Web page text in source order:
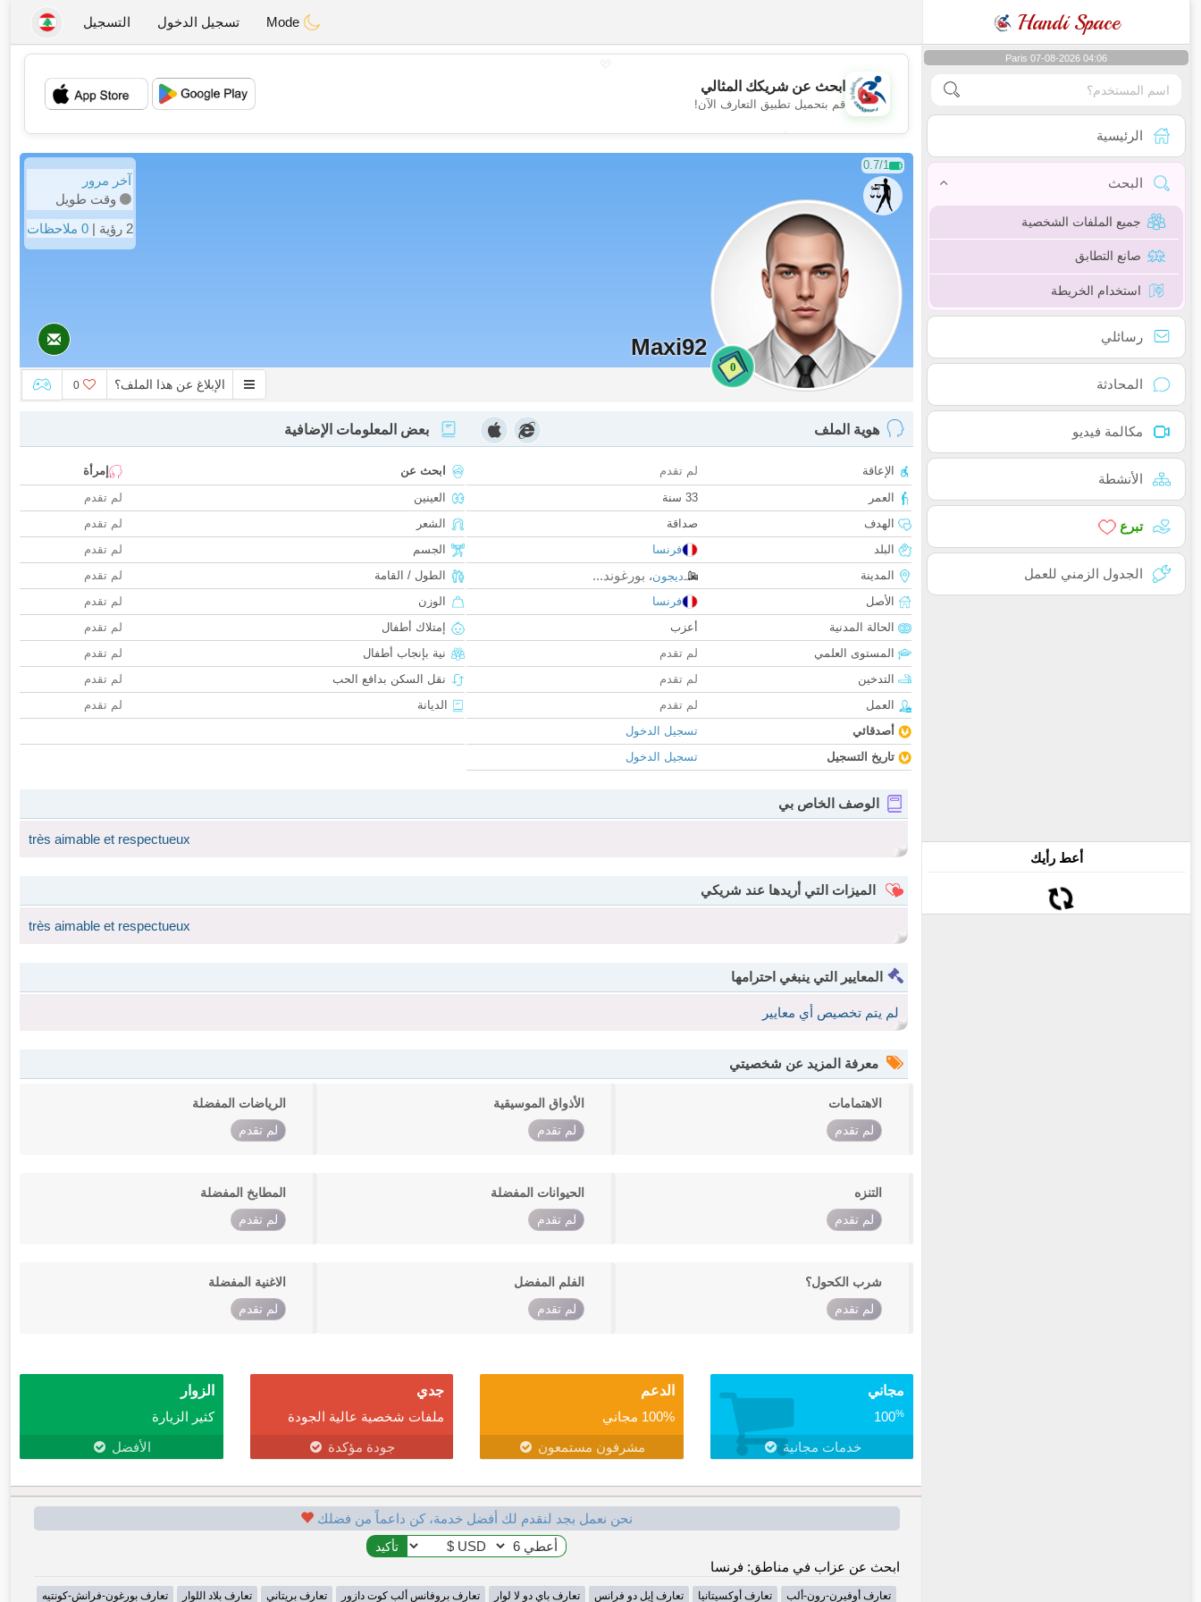
Handi Space تسجيل الدخول التسجيل
Paris 07-08-2026 04:06
الرئيسية
البحث
جميع الملفات الشخصية
صانع التطابق
استخدام الخريطة
رسائلي
المحادثة
مكالمة فيديو
الأنشطة
تبرع
الجدول الزمني للعمل
أعط رأيك
💖
💕
ابحث عن شريكك المثالي
قم بتحميل تطبيق التعارف الآن!
0.7/1
0
Maxi92
آخر مرور
وقت طويل
2 رؤية |
0 ملاحظات
الإبلاغ عن هذا الملف؟ 0
هوية الملف
الإعاقة
لم تقدم
العمر
33 سنة
الهدف
صداقة
البلد
فرنسا
المدينة
ديجون، بورغوند...
الأصل
فرنسا
الحالة المدنية
أعزب
المستوى العلمي
لم تقدم
التدخين
لم تقدم
العمل
لم تقدم
أصدقائي
تسجيل الدخول
تاريخ التسجيل
تسجيل الدخول
بعض المعلومات الإضافية
ابحث عن
إمرأة
العينين
لم تقدم
الشعر
لم تقدم
الجسم
لم تقدم
الطول / القامة
لم تقدم
الوزن
لم تقدم
إمتلاك أطفال
لم تقدم
نية بإنجاب أطفال
لم تقدم
نقل السكن بدافع الحب
لم تقدم
الديانة
لم تقدم
الوصف الخاص بي
très aimable et respectueux
الميزات التي أريدها عند شريكي
très aimable et respectueux
المعايير التي ينبغي احترامها
لم يتم تخصيص أي معايير
معرفة المزيد عن شخصيتي
الاهتمامات
لم تقدم
الأذواق الموسيقية
لم تقدم
الرياضات المفضلة
لم تقدم
التنزه
لم تقدم
الحيوانات المفضلة
لم تقدم
المطابخ المفضلة
لم تقدم
شرب الكحول؟
لم تقدم
الفلم المفضل
لم تقدم
الاغنية المفضلة
لم تقدم
مجاني
100%
خدمات مجانية
الدعم
100% مجاني
مشرفون مستمعون
جدي
ملفات شخصية عالية الجودة
جودة مؤكدة
الزوار
كثير الزيارة
الأفضل
نحن نعمل بجد لنقدم لك أفضل خدمة، كن داعماً من فضلك
ابحث عن عزاب في مناطق: فرنسا
تعارف أوفيرن-رون-ألب تعارف أوكسيتانيا تعارف إيل دو فرانس تعارف باي دو لا لوار تعارف بروفانس ألب كوت دازور تعارف بريتاني تعارف بلاد اللوار تعارف بورغون-فرانش-كونتيه